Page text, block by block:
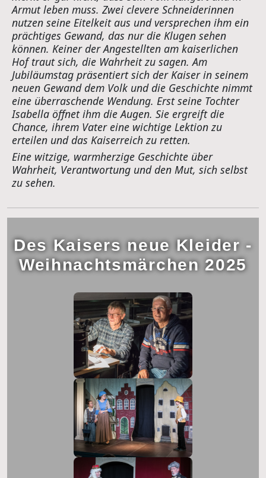
Armut leben muss. Zwei clevere Schneiderinnen
nutzen seine Eitelkeit aus und versprechen ihm ein
prächtiges Gewand, das nur die Klugen sehen
können. Keiner der Angestellten am kaiserlichen
Hof traut sich, die Wahrheit zu sagen. Am
Jubiläumstag präsentiert sich der Kaiser in seinem
neuen Gewand dem Volk und die Geschichte nimmt
eine überraschende Wendung. Erst seine Tochter
Isabella öffnet ihm die Augen. Sie ergreift die
Chance, ihrem Vater eine wichtige Lektion zu
erteilen und das Kaiserreich zu retten.
Eine witzige, warmherzige Geschichte über
Wahrheit, Verantwortung und den Mut, sich selbst
zu sehen.
Des Kaisers neue Kleider -
Weihnachtsmärchen 2025